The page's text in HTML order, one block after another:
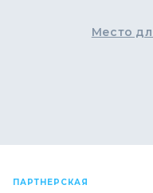
Место
ПАРТНЕРСКАЯ